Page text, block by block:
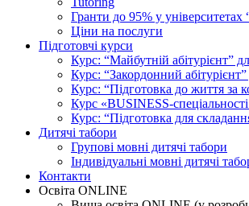
Гранти до 95% у
Ціни на послуги
Підготовчі курси
Курс: “Майбутній абітурієнт”
Курс: “Закордонний абітурієнт”
Курс: “Підготовка до життя за
Курс «BUSINESS-
Курс: “Підготовка для
Дитячі табори
Групові мовні дитячі табори
Індивідуальні мовні дитячі
Контакти
Освіта ONLINE